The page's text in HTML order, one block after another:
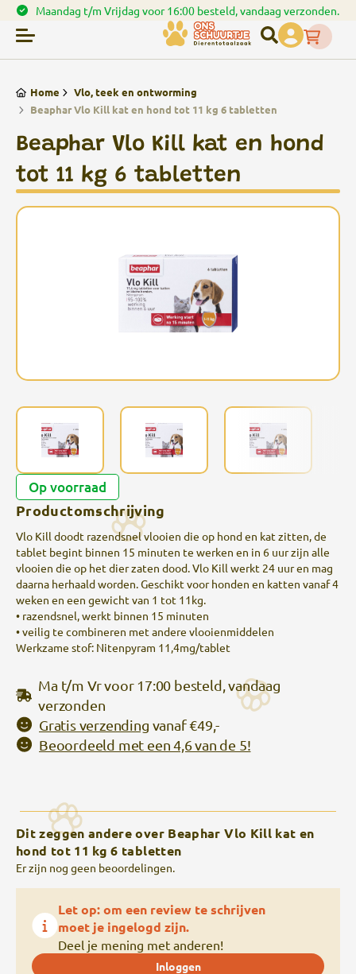
verzonden. Spaar punten bij uw bestellingen
Home
Vlo, teek en ontworming
Beaphar Vlo Kill kat en hond tot 11 kg 6 tabletten
Beaphar Vlo Kill kat en hond
tot 11 kg 6 tabletten
Op voorraad
Productomschrijving
Vlo Kill doodt razendsnel vlooien die op hond en kat zitten, de
tablet begint binnen 15 minuten te werken en in 6 uur zijn alle
vlooien die op het dier zaten dood. Vlo Kill werkt 24 uur en mag
daarna herhaald worden. Geschikt voor honden en katten vanaf 4
weken en een gewicht van 1 tot 11kg.
• razendsnel, werkt binnen 15 minuten
• veilig te combineren met andere vlooienmiddelen
Werkzame stof: Nitenpyram 11,4mg/tablet
Ma t/m Vr voor 17:00 besteld, vandaag
verzonden
Gratis verzending vanaf €49,-
Beoordeeld met een 4,6 van de 5!
Dit zeggen andere over Beaphar Vlo Kill kat en
hond tot 11 kg 6 tabletten
Er zijn nog geen beoordelingen.
Let op: om een review te schrijven
moet je ingelogd zijn.
Deel je mening met anderen!
Inloggen